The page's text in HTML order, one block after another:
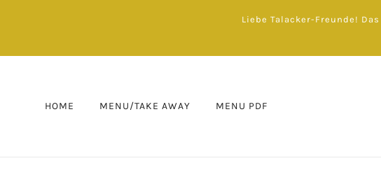
Liebe Talacker-Freunde!
HOME MENU/TAKE AWAY MENU PDF